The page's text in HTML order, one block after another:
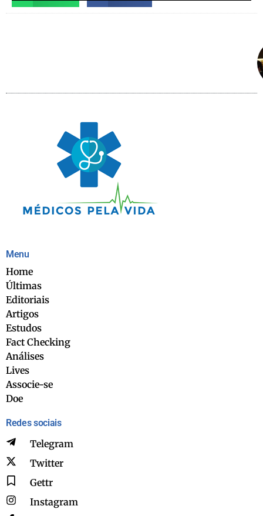
Menu
Home
Últimas
Editoriais
Artigos
Estudos
Fact Checking
Análises
Lives
Associe-se
Doe
Redes sociais
Telegram
Twitter
Gettr
Instagram